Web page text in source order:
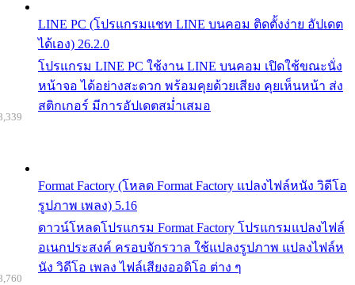
LINE PC (โปรแกรมแชท LINE บนคอม ติดตั้งง่าย อัปเดต
ได้เอง) 26.2.0
โปรแกรม LINE PC ใช้งาน LINE บนคอม เปิดใช้ขณะนั่ง
หน้าจอ ได้อย่างสะดวก พร้อมคุยด้วยเสียง คุยเห็นหน้า ส่ง
สติกเกอร์ มีการอัปเดตสม่ำเสมอ
Format Factory (โหลด Format Factory แปลงไฟล์หนัง วิดีโอ
รูปภาพ เพลง) 5.16
ดาวน์โหลดโปรแกรม Format Factory โปรแกรมแปลงไฟล์
อเนกประสงค์ ครอบจักรวาล ใช้แปลงรูปภาพ แปลงไฟล์ห
นัง วิดีโอ เพลง ไฟล์เสียงออดิโอ ต่าง ๆ